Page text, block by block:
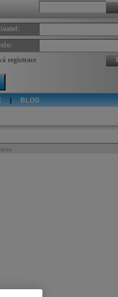
registrace
BLOG